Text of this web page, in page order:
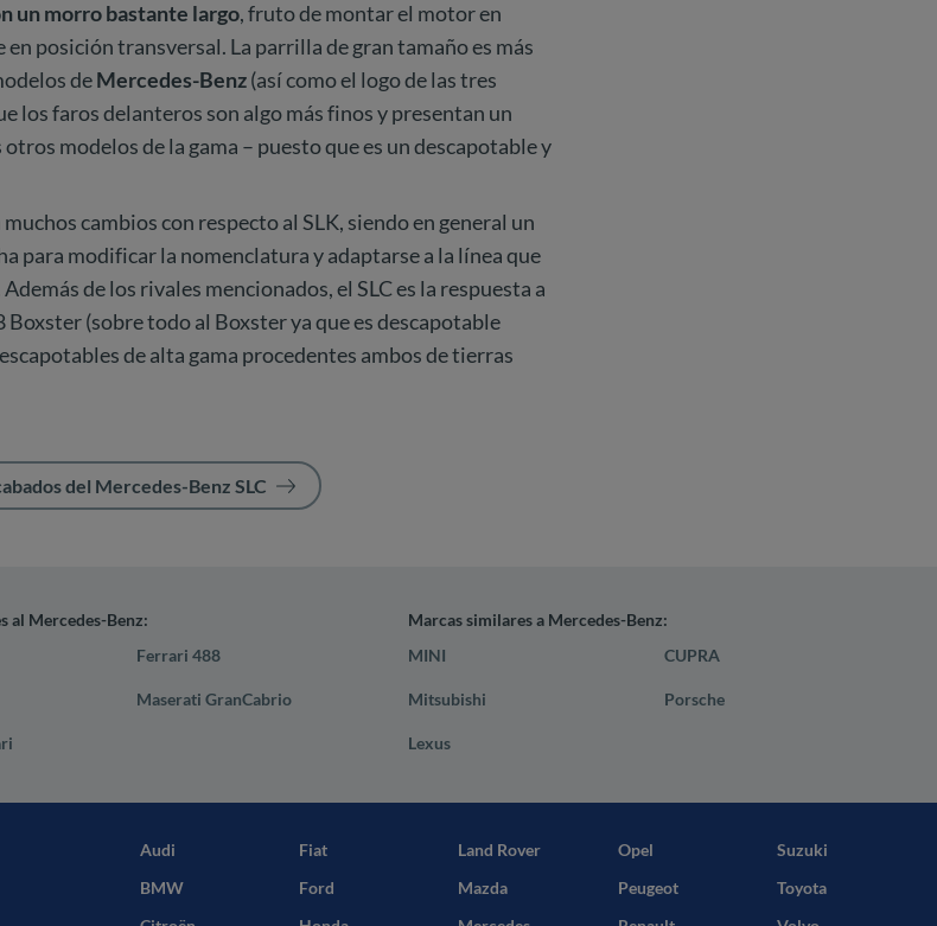
un morro bastante largo, fruto de montar el motor en
posición transversal. La parrilla de gran tamaño es más
deMercedes-Benz(así como el logo de las tres
los faros delanteros son algo más finos y presentan un
modelos de la gama – puesto que es un descapotable y
cambios con respecto al SLK, siendo en general un
para modificar la nomenclatura y adaptarse a la línea que
de los rivales mencionados, el SLC es la respuesta a
Boxster (sobre todo al Boxster ya que es descapotable
de alta gama procedentes ambos de tierras
del Mercedes-Benz SLC
al Mercedes-Benz:
Ferrari 488
Maserati GranCabrio
Marcas similares a Mercedes-Benz:
MINI
CUPRA
Mitsubishi Porsche
Lexus
Audi
BMW
Fiat
Ford
Land Rover
Mazda
Opel
Peugeot
Suzuki
Toyota